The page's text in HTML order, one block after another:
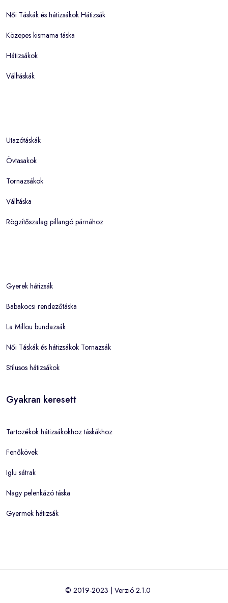
Női Táskák és hátizsákok Hátizsák
Közepes kismama táska
Hátizsákok
Válltáskák
Utazótáskák
Övtasakok
Tornazsákok
Válltáska
Rögzítőszalag pillangó párnához
Gyerek hátizsák
Babakocsi rendezőtáska
La Millou bundazsák
Női Táskák és hátizsákok Tornazsák
Stílusos hátizsákok
Gyakran keresett
Tartozékok hátizsákokhoz táskákhoz
Fenőkövek
Iglu sátrak
Nagy pelenkázó táska
Gyermek hátizsák
© 2019-2023 | Verzió 2.1.0